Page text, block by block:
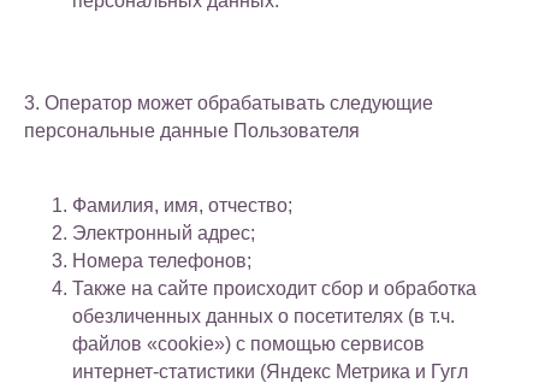
3. Оператор может обрабатывать следующие
персональные данные Пользователя
Фамилия, имя, отчество;
Электронный адрес;
Номера телефонов;
Также на сайте происходит сбор и обработка
обезличенных данных о посетителях (в т.ч.
файлов «cookie») с помощью сервисов
интернет-статистики (Яндекс Метрика и Гугл